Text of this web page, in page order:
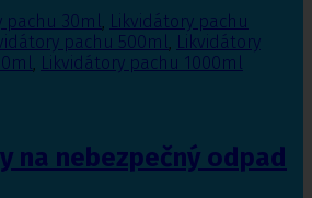
pachu 30ml, Likvidátory pachu
pachu 500ml, Likvidátory
, Likvidátory pachu 1000ml
na nebezpečný odpad